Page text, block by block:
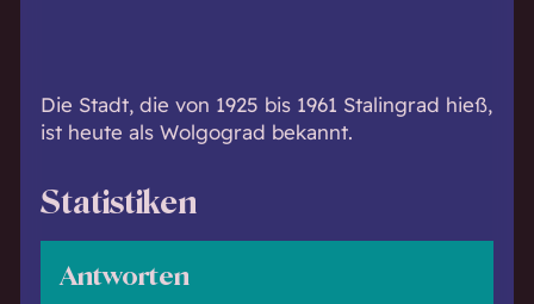
Die Stadt, die von 1925 bis 1961 Stalingrad hieß,
ist heute als Wolgograd bekannt.
Statistiken
Antworten